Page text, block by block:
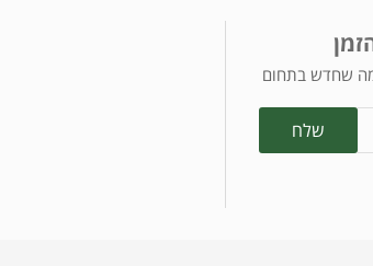
מה שחדש בתחום